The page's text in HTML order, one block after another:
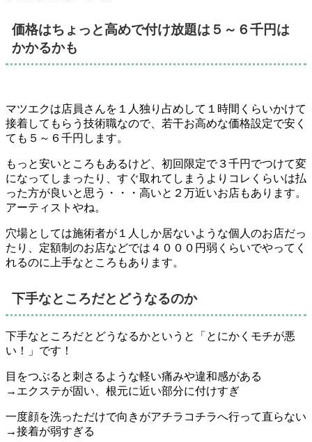
価格はちょっと高めで付け放題は５～６千円は
かかるかも
マツエクは店員さんを１人独り占めして１時間くらいかけて
接着してもらう技術職なので、若干お高めな価格設定で安く
ても５～６千円 します。
もっと安いところもあるけど、初回限定で３千円でつけて変
になってしまったり、すぐ取れてしまうよりコレくらいは払
った方が良いと思う・・・高いと２万近いお店もあります。
アーティストやね。
穴場としては施術者が１人しか居ないような個人のお店だっ
たり、定額制のお店などでは４０００円弱くらいでやってく
れるのに上手なところもあります。
下手なところだとどうなるのか
下手なところだとどうなるかというと
「とにかくモチが悪
い！」です！
目をつぶると刺さるような軽い痛みや違和感がある
→エクステが固い、根元に近い部分に付けすぎ
一度顔を洗っただけで向きがアチラコチラへ行って直らない
→接着が弱すぎる